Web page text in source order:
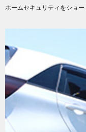
ホームセキュリティをショー